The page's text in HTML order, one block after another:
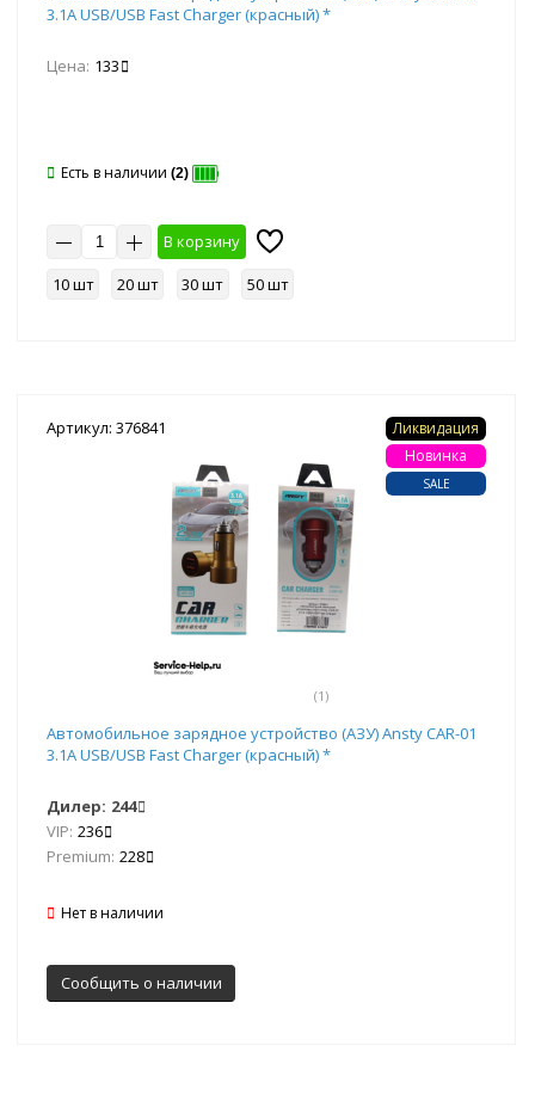
3.1A USB/USB Fast Charger (красный) *
Цена: 133
Есть в наличии (2)
В корзину
10 шт
20 шт 30 шт 50 шт
Артикул: 376841
(1)
Ликвидация
Новинка
SALE
Автомобильное зарядное устройство (АЗУ) Ansty CAR-01
3.1А USB/USB Fast Charger (красный) *
Дилер: 244
VIP: 236
Premium: 228
Нет в наличии
Сообщить о наличии